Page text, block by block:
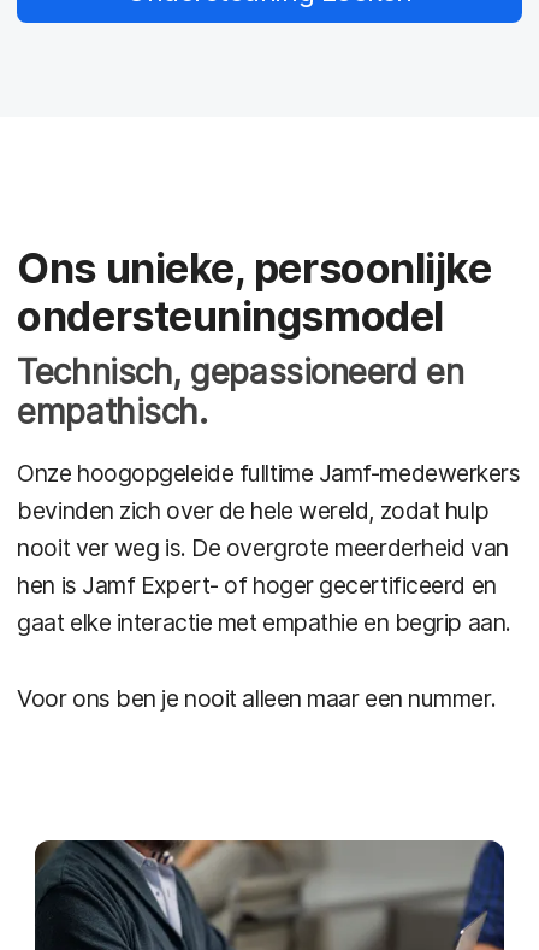
Ons unieke, persoonlijke
ondersteuningsmodel
Technisch, gepassioneerd en
empathisch.
Onze hoogopgeleide fulltime Jamf-medewerkers
bevinden zich over de hele wereld, zodat hulp
nooit ver weg is. De overgrote meerderheid van
hen is Jamf Expert- of hoger gecertificeerd en
gaat elke interactie met empathie en begrip aan.
Voor ons ben je nooit alleen maar een nummer.